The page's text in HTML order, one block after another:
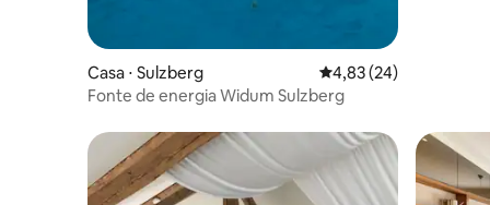
Casa ⋅ Sulzberg 4,83 de uma avaliação
4,83 (24)
Fonte de energia Widum Sulzberg